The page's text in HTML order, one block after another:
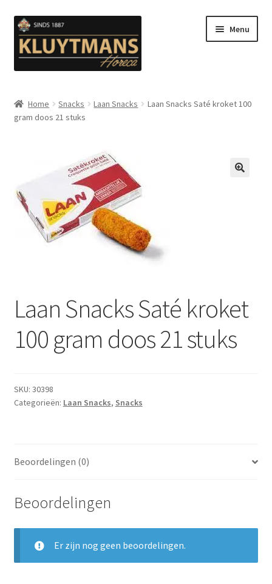
Ga
door
naar
navigatie
Ga
naar
de
inhoud
Menu
Kip en Gevogelte
Luuks Favoriet IJS & Deserts
Sauzen en Mayonaise
Droge Kruidenierswaren
Frites
Non-food
Maaltijden Diepvries
Home Snacks Laan Snacks
Laan Snacks Saté kroket 100
gram doos 21 stuks
Laan Snacks Saté kroket
100 gram doos 21 stuks
SKU: 30398
Categorieën: Laan Snacks, Snacks
Beoordelingen (0)
Beoordelingen
Er zijn nog geen beoordelingen.